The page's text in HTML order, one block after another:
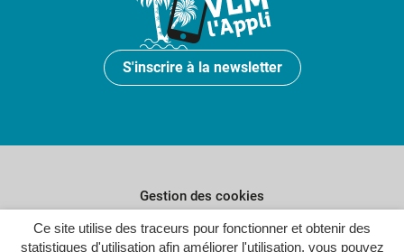
Ce site utilise des traceurs pour fonctionner et obtenir des
statistiques d'utilisation afin améliorer l'utilisation, vous pouvez
S'inscrire à la newsletter
Gestion des cookies
Plan du site